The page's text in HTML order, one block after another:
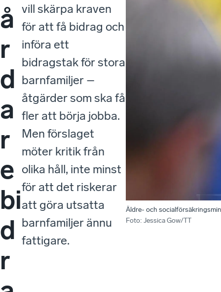
å
r
d
a
r
e
bi
d
r
vill skärpa kraven
för att få bidrag och
införa ett
bidragstak för stora
barnfamiljer –
åtgärder som ska få
fler att börja jobba.
Men förslaget
möter kritik från
olika håll, inte minst
för att det riskerar
att göra utsatta
barnfamiljer ännu
fattigare.
Äldre- och
Foto: Jessica Gow/TT